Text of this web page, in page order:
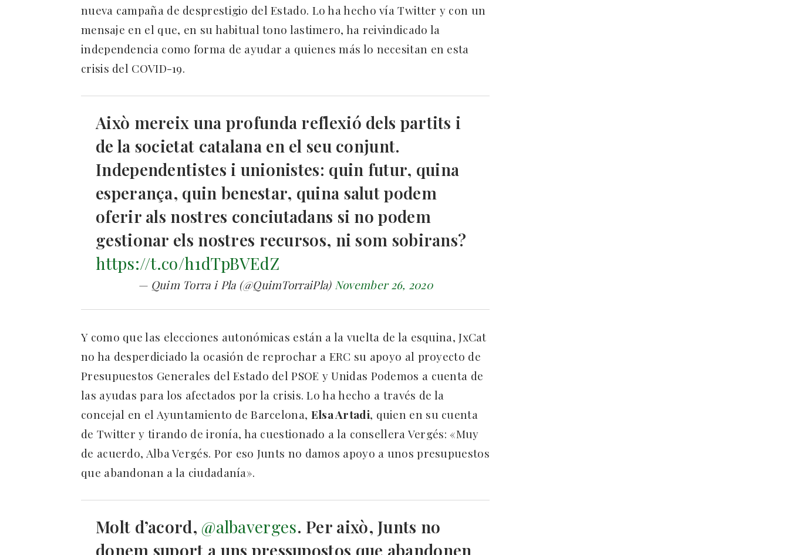
nueva campaña de desprestigio del Estado. Lo ha hecho vía Twitter y con un
mensaje en el que, en su habitual tono lastimero, ha reivindicado la
independencia como forma de ayudar a quienes más lo necesitan en esta
crisis del COVID-19.
Això mereix una profunda reflexió dels partits i
de la societat catalana en el seu conjunt.
Independentistes i unionistes: quin futur, quina
esperança, quin benestar, quina salut podem
oferir als nostres conciutadans si no podem
gestionar els nostres recursos, ni som sobirans?
https://t.co/h1dTpBVEdZ
— Quim Torra i Pla (@QuimTorraiPla) November 26, 2020
Y como que las elecciones autonómicas están a la vuelta de la esquina, JxCat
no ha desperdiciado la ocasión de reprochar a ERC su apoyo al proyecto de
Presupuestos Generales del Estado del PSOE y Unidas Podemos a cuenta de
las ayudas para los afectados por la crisis. Lo ha hecho a través de la
concejal en el Ayuntamiento de Barcelona, Elsa Artadi, quien en su cuenta
de Twitter y tirando de ironía, ha cuestionado a la consellera Vergés: «Muy
de acuerdo, Alba Vergés. Por eso Junts no damos apoyo a unos presupuestos
que abandonan a la ciudadanía».
Molt d’acord, @albaverges. Per això, Junts no
donem suport a uns pressupostos que abandonen